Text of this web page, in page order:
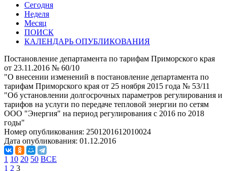
Сегодня
Неделя
Месяц
ПОИСК
КАЛЕНДАРЬ ОПУБЛИКОВАНИЯ
Постановление департамента по тарифам Приморского края
от 23.11.2016 № 60/10
"О внесении изменений в постановление департамента по
тарифам Приморского края от 25 ноября 2015 года № 53/11
"Об установлении долгосрочных параметров регулирования и
тарифов на услуги по передаче тепловой энергии по сетям
ООО "Энергия" на период регулирования с 2016 по 2018
годы"
Номер опубликования: 2501201612010024
Дата опубликования: 01.12.2016
1 10 20 50 ВСЕ
1 2 3